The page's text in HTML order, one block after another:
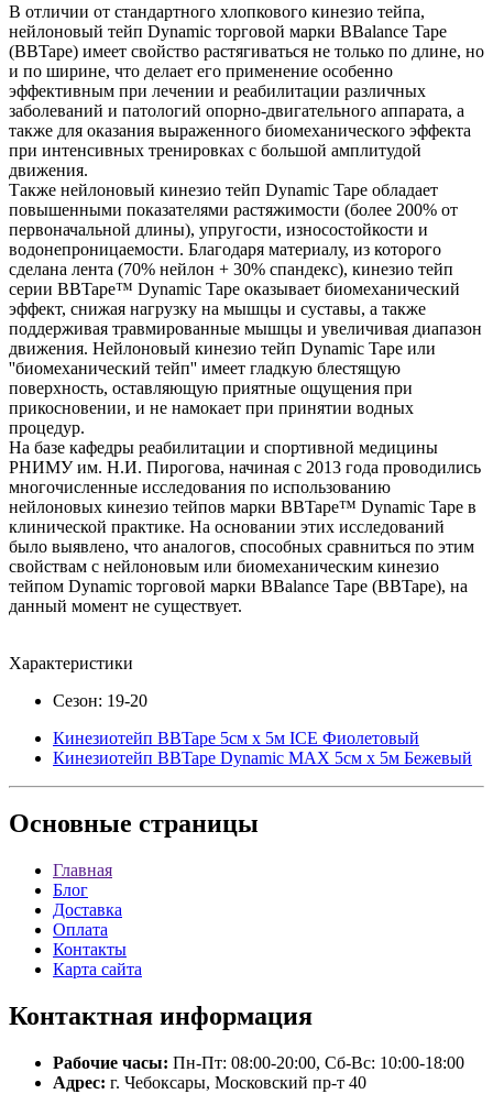
В отличии от стандартного хлопкового кинезио тейпа,
нейлоновый тейп Dynamic торговой марки BBalance Tape
(BBTape) имеет свойство растягиваться не только по длине, но
и по ширине, что делает его применение особенно
эффективным при лечении и реабилитации различных
заболеваний и патологий опорно-двигательного аппарата, а
также для оказания выраженного биомеханического эффекта
при интенсивных тренировках с большой амплитудой
движения.
Также нейлоновый кинезио тейп Dynamic Tape обладает
повышенными показателями растяжимости (более 200% от
первоначальной длины), упругости, износостойкости и
водонепроницаемости. Благодаря материалу, из которого
сделана лента (70% нейлон + 30% спандекс), кинезио тейп
серии BBTape™ Dynamic Tape оказывает биомеханический
эффект, снижая нагрузку на мышцы и суставы, а также
поддерживая травмированные мышцы и увеличивая диапазон
движения. Нейлоновый кинезио тейп Dynamic Tapе или
''биомеханический тейп'' имеет гладкую блестящую
поверхность, оставляющую приятные ощущения при
прикосновении, и не намокает при принятии водных
процедур.
На базе кафедры реабилитации и спортивной медицины
РНИМУ им. Н.И. Пирогова, начиная с 2013 года проводились
многочисленные исследования по использованию
нейлоновых кинезио тейпов марки BBTape™ Dynamic Tape в
клинической практике. На основании этих исследований
было выявлено, что аналогов, способных сравниться по этим
свойствам с нейлоновым или биомеханическим кинезио
тейпом Dynamic торговой марки BBalance Tape (BBTape), на
данный момент не существует.
Характеристики
Сезон: 19-20
Кинезиотейп BBTape 5см x 5м ICE Фиолетовый
Кинезиотейп BBTape Dynamic MAX 5см x 5м Бежевый
Основные страницы
Главная
Блог
Доставка
Оплата
Контакты
Карта сайта
Контактная информация
Рабочие часы: Пн-Пт: 08:00-20:00, Сб-Вс: 10:00-18:00
Адрес: г. Чебоксары, Московский пр-т 40